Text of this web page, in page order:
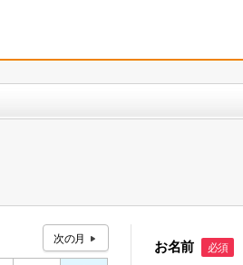
お名前 必須